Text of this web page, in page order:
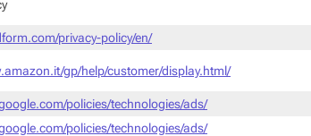
privacy-policy/en/
gp/help/customer/display.html/
policies/technologies/ads/
policies/technologies/ads/